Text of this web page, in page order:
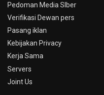
Pedoman Media SIber
Verifikasi Dewan pers
Pasang iklan
Kebijakan Privacy
Kerja Sama
Servers
Joint Us